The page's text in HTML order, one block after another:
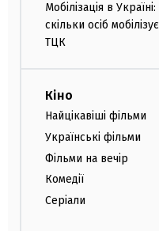
Мобілізація в Україні:
скільки осіб мобілізує
ТЦК
Кіно
Найцікавіші фільми
Українські фільми
Фільми на вечір
Комедії
Серіали